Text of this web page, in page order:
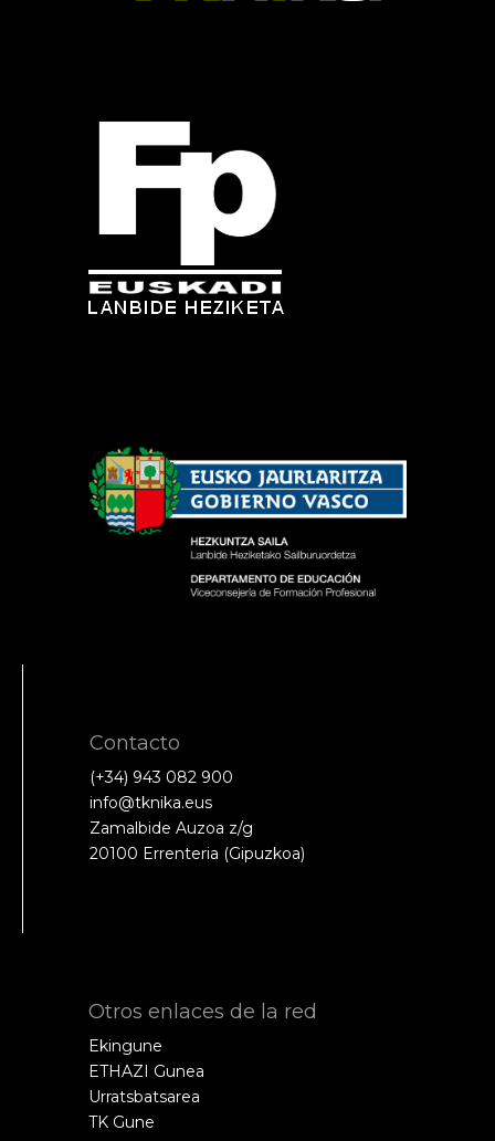
Contacto
(+34) 943 082 900
info@tknika.eus
Zamalbide Auzoa z/g
20100 Errenteria (Gipuzkoa)
Otros enlaces de la red
Ekingune
ETHAZI Gunea
Urratsbatsarea
TK Gune